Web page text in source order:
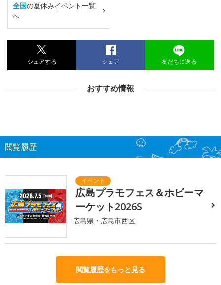
全国の夏休みイベント一覧
へ
シェアする シェア 友だちに送る
おすすめ情報
閲覧履歴
広島プラモフェス＆ホビーマ
ーケット2026S
広島県・広島市西区
閲覧履歴をもっと見る